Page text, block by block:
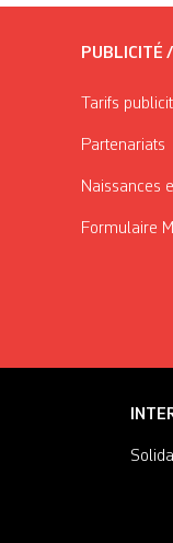
PUBLICITÉ
Tarifs
Partenariats
Naissances
Formulaire